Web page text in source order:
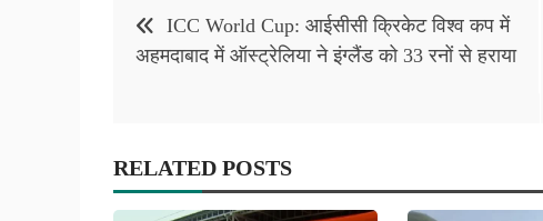
Post
navigation
ICC World Cup: आईसीसी क्रिकेट विश्व कप में
अहमदाबाद में ऑस्ट्रेलिया ने इंग्लैंड को 33 रनों से हराया
RELATED POSTS